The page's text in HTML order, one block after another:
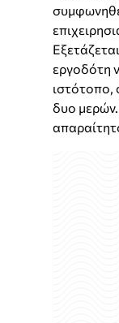
εργοδότη
ιστότοπο,
δυο